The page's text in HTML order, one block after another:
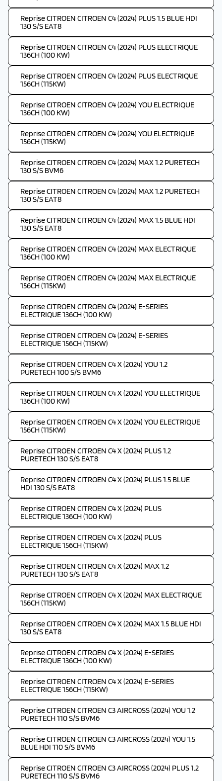
Reprise CITROEN CITROEN C4 (2024) PLUS 1.5 BLUE HDI
130 S/S EAT8
Reprise CITROEN CITROEN C4 (2024) PLUS ELECTRIQUE
136CH (100 KW)
Reprise CITROEN CITROEN C4 (2024) PLUS ELECTRIQUE
156CH (115KW)
Reprise CITROEN CITROEN C4 (2024) YOU ELECTRIQUE
136CH (100 KW)
Reprise CITROEN CITROEN C4 (2024) YOU ELECTRIQUE
156CH (115KW)
Reprise CITROEN CITROEN C4 (2024) MAX 1.2 PURETECH
130 S/S BVM6
Reprise CITROEN CITROEN C4 (2024) MAX 1.2 PURETECH
130 S/S EAT8
Reprise CITROEN CITROEN C4 (2024) MAX 1.5 BLUE HDI
130 S/S EAT8
Reprise CITROEN CITROEN C4 (2024) MAX ELECTRIQUE
136CH (100 KW)
Reprise CITROEN CITROEN C4 (2024) MAX ELECTRIQUE
156CH (115KW)
Reprise CITROEN CITROEN C4 (2024) E-SERIES
ELECTRIQUE 136CH (100 KW)
Reprise CITROEN CITROEN C4 (2024) E-SERIES
ELECTRIQUE 156CH (115KW)
Reprise CITROEN CITROEN C4 X (2024) YOU 1.2
PURETECH 100 S/S BVM6
Reprise CITROEN CITROEN C4 X (2024) YOU ELECTRIQUE
136CH (100 KW)
Reprise CITROEN CITROEN C4 X (2024) YOU ELECTRIQUE
156CH (115KW)
Reprise CITROEN CITROEN C4 X (2024) PLUS 1.2
PURETECH 130 S/S EAT8
Reprise CITROEN CITROEN C4 X (2024) PLUS 1.5 BLUE
HDI 130 S/S EAT8
Reprise CITROEN CITROEN C4 X (2024) PLUS
ELECTRIQUE 136CH (100 KW)
Reprise CITROEN CITROEN C4 X (2024) PLUS
ELECTRIQUE 156CH (115KW)
Reprise CITROEN CITROEN C4 X (2024) MAX 1.2
PURETECH 130 S/S EAT8
Reprise CITROEN CITROEN C4 X (2024) MAX ELECTRIQUE
156CH (115KW)
Reprise CITROEN CITROEN C4 X (2024) MAX 1.5 BLUE HDI
130 S/S EAT8
Reprise CITROEN CITROEN C4 X (2024) E-SERIES
ELECTRIQUE 136CH (100 KW)
Reprise CITROEN CITROEN C4 X (2024) E-SERIES
ELECTRIQUE 156CH (115KW)
Reprise CITROEN CITROEN C3 AIRCROSS (2024) YOU 1.2
PURETECH 110 S/S BVM6
Reprise CITROEN CITROEN C3 AIRCROSS (2024) YOU 1.5
BLUE HDI 110 S/S BVM6
Reprise CITROEN CITROEN C3 AIRCROSS (2024) PLUS 1.2
PURETECH 110 S/S BVM6